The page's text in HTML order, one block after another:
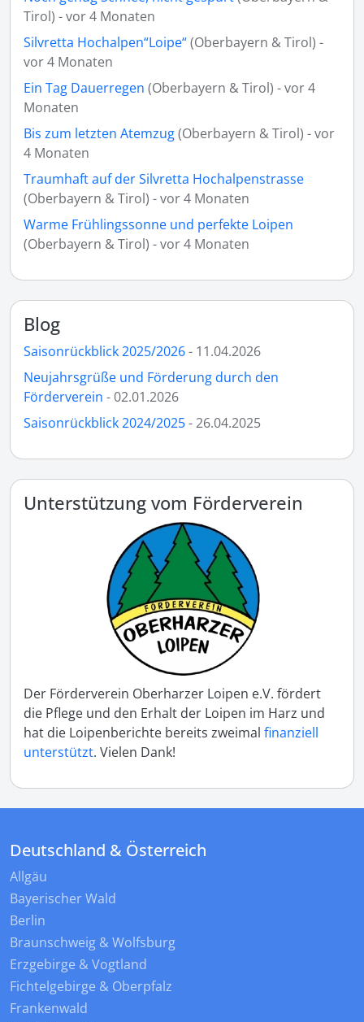
Tirol) - vor 4 Monaten
Silvretta Hochalpen“Loipe“(Oberbayern & Tirol) -
vor 4 Monaten
Ein Tag Dauerregen (Oberbayern & Tirol) - vor 4
Monaten
Bis zum letzten Atemzug(Oberbayern & Tirol) - vor
4 Monaten
Traumhaft auf der Silvretta Hochalpenstrasse
(Oberbayern & Tirol) - vor 4 Monaten
Warme Frühlingssonne und perfekte Loipen
(Oberbayern & Tirol) - vor 4 Monaten
Blog
Saisonrückblick 2025/2026- 11.04.2026
Neujahrsgrüße und Förderung durch den
Förderverein - 02.01.2026
Saisonrückblick 2024/2025- 26.04.2025
Unterstützung vom Förderverein
Der Förderverein Oberharzer Loipen e.V. fördert
die Pflege und den Erhalt der Loipen im Harz und
hat die Loipenberichte bereits zweimal finanziell
unterstützt. Vielen Dank!
Deutschland & Österreich
Allgäu
Bayerischer Wald
Berlin
Braunschweig & Wolfsburg
Erzgebirge & Vogtland
Fichtelgebirge & Oberpfalz
Frankenwald